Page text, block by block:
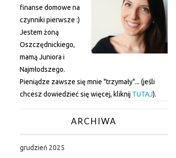
finanse domowe na
czynniki pierwsze :)
Jestem żoną
Oszczędnickiego,
mamą Juniora i
Najmłodszego.
Pieniądze zawsze się mnie "trzymały"... (jeśli
chcesz dowiedzieć się więcej, kliknij TUTAJ).
ARCHIWA
grudzień 2025